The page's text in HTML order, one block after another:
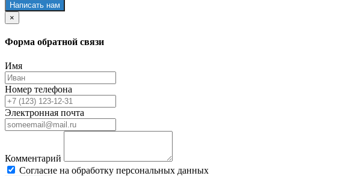
Написать нам
×
Форма обратной связи
Имя
Номер телефона
Электронная почта
Комментарий
Согласие на обработку персональных данных